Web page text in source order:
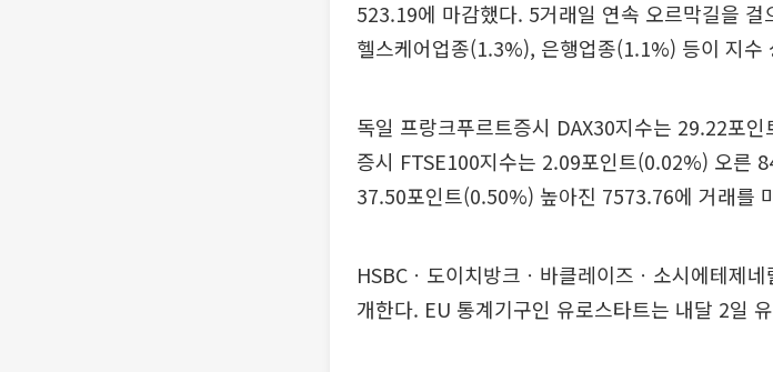
523.19에 마감했다. 5거래일 연속 오르막길을
헬스케어업종(1.3%), 은행업종(1.1%) 등이 지수
독일 프랑크푸르트증시 DAX30지수는 29.22포
증시 FTSE100지수는 2.09포인트(0.02%) 오른
37.50포인트(0.50%) 높아진 7573.76에 거래를
HSBCㆍ도이치방크ㆍ바클레이즈ㆍ소시에테제
개한다. EU 통계기구인 유로스타트는 내달 2일